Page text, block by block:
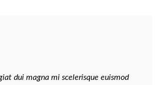
dui magna mi scelerisque euismod